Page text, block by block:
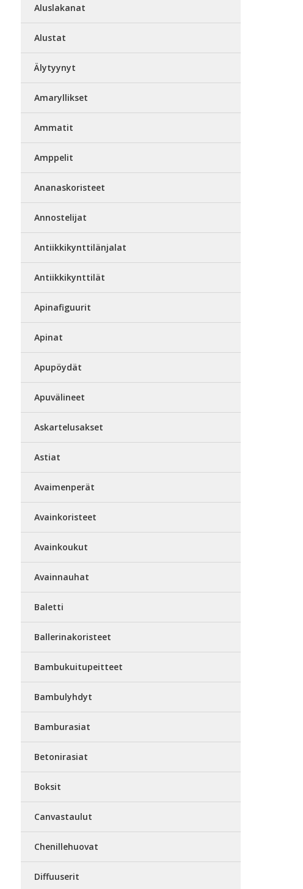
Aluslakanat
Alustat
Älytyynyt
Amaryllikset
Ammatit
Amppelit
Ananaskoristeet
Annostelijat
Antiikkikynttilänjalat
Antiikkikynttilät
Apinafiguurit
Apinat
Apupöydät
Apuvälineet
Askartelusakset
Astiat
Avaimenperät
Avainkoristeet
Avainkoukut
Avainnauhat
Baletti
Ballerinakoristeet
Bambukuitupeitteet
Bambulyhdyt
Bamburasiat
Betonirasiat
Boksit
Canvastaulut
Chenillehuovat
Diffuuserit